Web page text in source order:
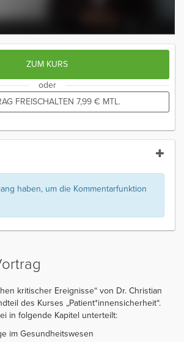
ZUM KURS
oder
FREISCHALTEN 7,99 € MTL.
haben, um die Kommentarfunktion
kritischer Ereignisse“ von Dr. Christian
des Kurses „Patient*innensicherheit“.
in folgende Kapitel unterteilt:
im Gesundheitswesen